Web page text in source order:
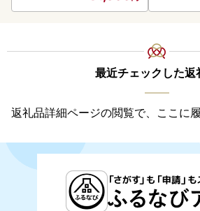
最近チェックした返
返礼品詳細ページの閲覧で、ここに